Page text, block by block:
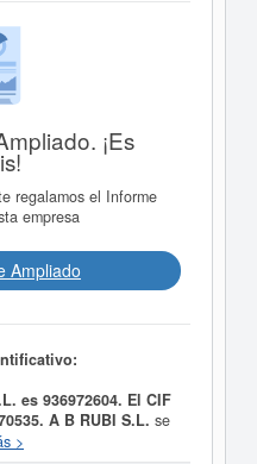
¡Es
regalamos el Informe
empresa
Ampliado
es 936972604. El CIF
A B RUBI S.L. se
con el objetivo de
>